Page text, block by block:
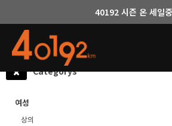
40192 시즌 온 세일중
Categorys
여성
상의